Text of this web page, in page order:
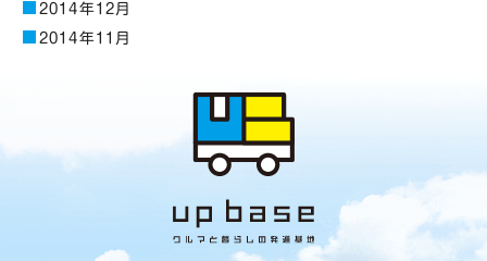
2014年12月
2014年11月